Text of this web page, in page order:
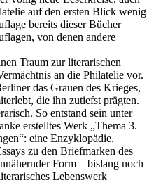
auf den ersten Blick wenig
bereits dieser Bücher
von denen andere
Traum zur literarischen
an die Philatelie vor.
das Grauen des Krieges,
die ihn zutiefst prägten.
So entstand sein unter
erstelltes Werk „Thema 3.
eine Enzyklopädie,
zu den Briefmarken des
Form – bislang noch
Lebenswerk